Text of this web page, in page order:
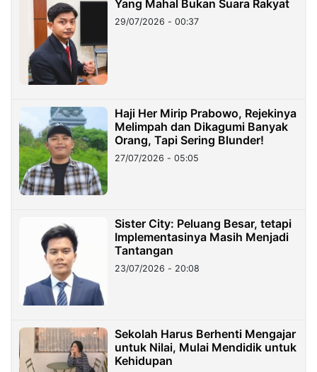
Yang Mahal Bukan Suara Rakyat
29/07/2026 - 00:37
Haji Her Mirip Prabowo, Rejekinya
Melimpah dan Dikagumi Banyak
Orang, Tapi Sering Blunder!
27/07/2026 - 05:05
Sister City: Peluang Besar, tetapi
Implementasinya Masih Menjadi
Tantangan
23/07/2026 - 20:08
Sekolah Harus Berhenti Mengajar
untuk Nilai, Mulai Mendidik untuk
Kehidupan